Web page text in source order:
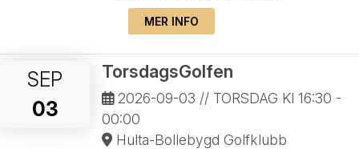
MER INFO
SEP
03
TorsdagsGolfen
2026-09-03 // TORSDAG Kl 16:30 -
00:00
Hulta-Bollebygd Golfklubb